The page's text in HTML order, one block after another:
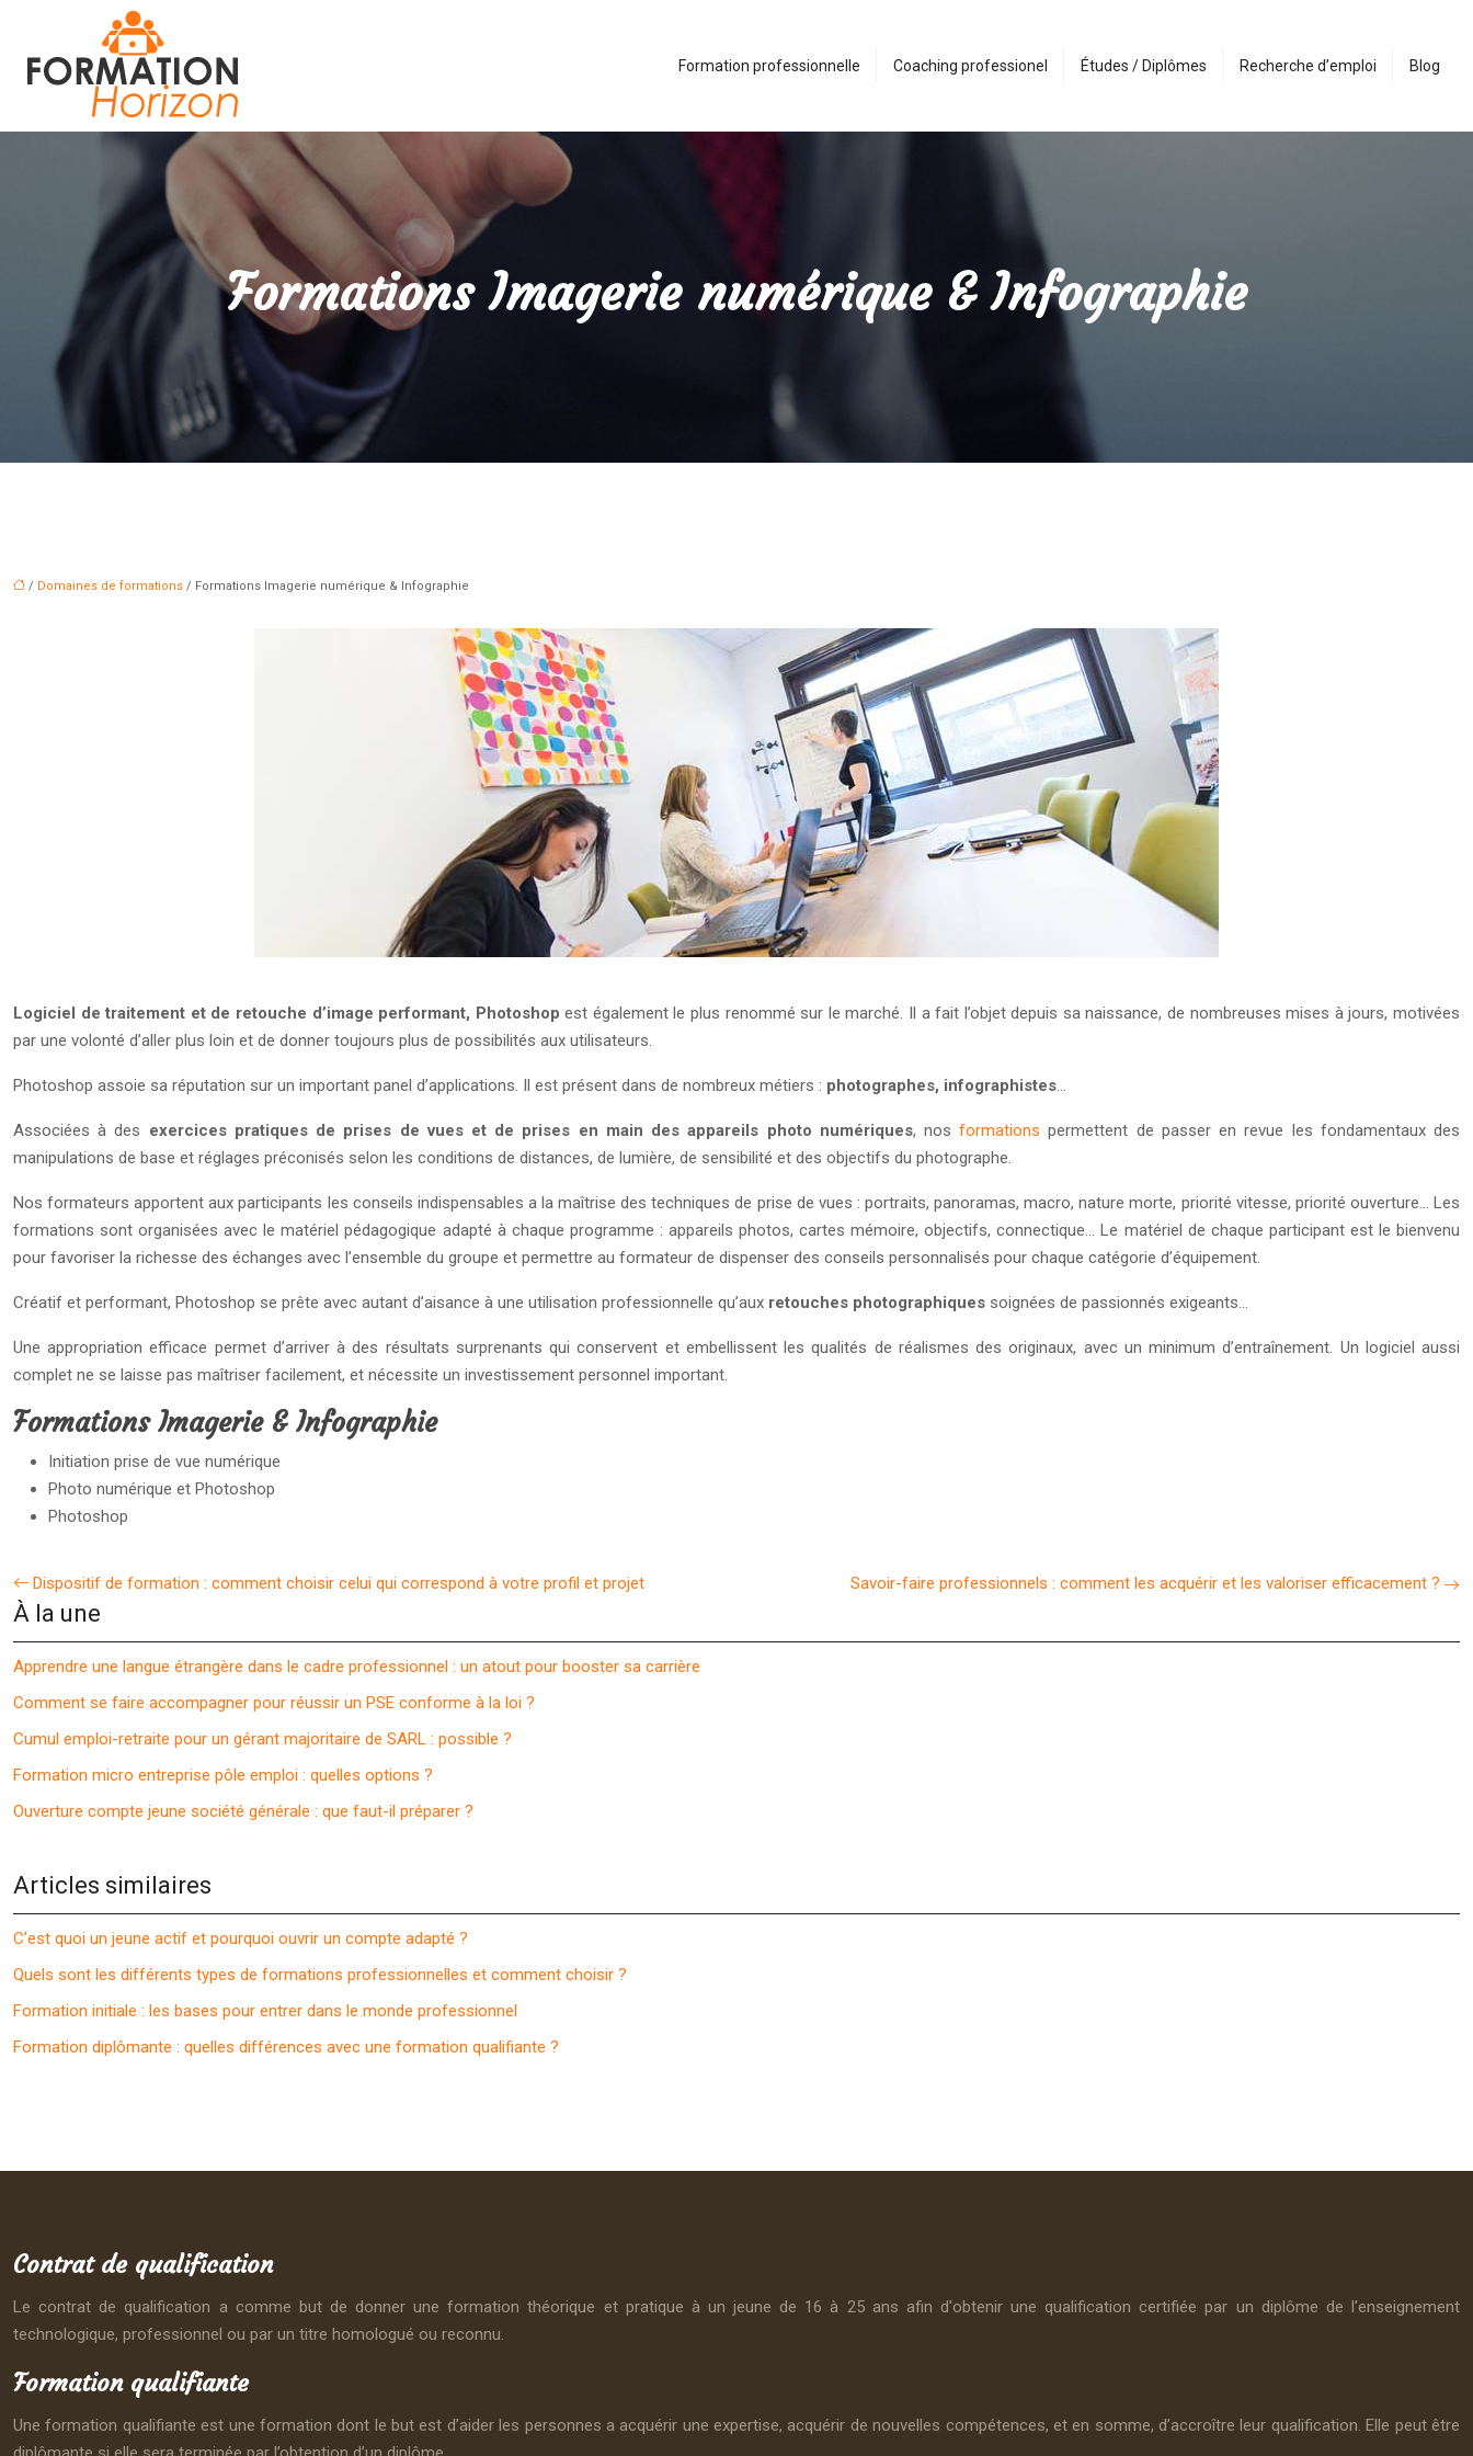
Formation professionnelle Coaching professionel Études / Diplômes Recherche d’emploi Blog
Formations Imagerie numérique & Infographie
/ Domaines de formations / Formations Imagerie numérique & Infographie
Logiciel de traitement et de retouche d’image performant, Photoshop est également le plus renommé sur le marché. Il a fait l’objet depuis sa naissance, de nombreuses mises à jours, motivées
par une volonté d’aller plus loin et de donner toujours plus de possibilités aux utilisateurs.
Photoshop assoie sa réputation sur un important panel d’applications. Il est présent dans de nombreux métiers : photographes, infographistes…
Associées à des exercices pratiques de prises de vues et de prises en main des appareils photo numériques, nosformations permettent de passer en revue les fondamentaux des
manipulations de base et réglages préconisés selon les conditions de distances, de lumière, de sensibilité et des objectifs du photographe.
Nos formateurs apportent aux participants les conseils indispensables a la maîtrise des techniques de prise de vues : portraits, panoramas, macro, nature morte, priorité vitesse, priorité ouverture… Les
formations sont organisées avec le matériel pédagogique adapté à chaque programme : appareils photos, cartes mémoire, objectifs, connectique… Le matériel de chaque participant est le bienvenu
pour favoriser la richesse des échanges avec l’ensemble du groupe et permettre au formateur de dispenser des conseils personnalisés pour chaque catégorie d’équipement.
Créatif et performant, Photoshop se prête avec autant d’aisance à une utilisation professionnelle qu’aux retouches photographiques soignées de passionnés exigeants…
Une appropriation efficace permet d’arriver à des résultats surprenants qui conservent et embellissent les qualités de réalismes des originaux, avec un minimum d’entraînement. Un logiciel aussi
complet ne se laisse pas maîtriser facilement, et nécessite un investissement personnel important.
Formations Imagerie & Infographie
Initiation prise de vue numérique
Photo numérique et Photoshop
Photoshop
Dispositif de formation : comment choisir celui qui correspond à votre profil et projet Savoir-faire professionnels : comment les acquérir et les valoriser efficacement ?
À la une
Apprendre une langue étrangère dans le cadre professionnel : un atout pour booster sa carrière
Comment se faire accompagner pour réussir un PSE conforme à la loi ?
Cumul emploi-retraite pour un gérant majoritaire de SARL : possible ?
Formation micro entreprise pôle emploi : quelles options ?
Ouverture compte jeune société générale : que faut-il préparer ?
Articles similaires
C’est quoi un jeune actif et pourquoi ouvrir un compte adapté ?
Quels sont les différents types de formations professionnelles et comment choisir ?
Formation initiale : les bases pour entrer dans le monde professionnel
Formation diplômante : quelles différences avec une formation qualifiante ?
Contrat de qualification
Le contrat de qualification a comme but de donner une formation théorique et pratique à un jeune de 16 à 25 ans afin d'obtenir une qualification certifiée par un diplôme de l'enseignement
technologique, professionnel ou par un titre homologué ou reconnu.
Formation qualifiante
Une formation qualifiante est une formation dont le but est d’aider les personnes a acquérir une expertise, acquérir de nouvelles compétences, et en somme, d’accroître leur qualification. Elle peut être